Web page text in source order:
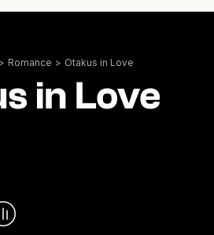
> Romance > Otakus in Love
in Love